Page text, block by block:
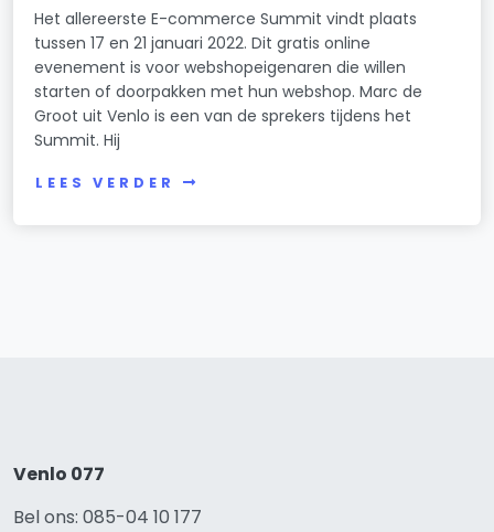
Het allereerste E-commerce Summit vindt plaats
tussen 17 en 21 januari 2022. Dit gratis online
evenement is voor webshopeigenaren die willen
starten of doorpakken met hun webshop. Marc de
Groot uit Venlo is een van de sprekers tijdens het
Summit. Hij
LEES VERDER
Venlo 077
Bel ons: 085-04 10 177